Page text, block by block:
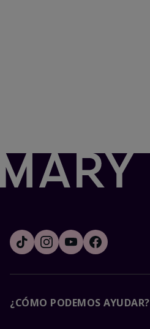
¿CÓMO PODEMOS AYUDAR?